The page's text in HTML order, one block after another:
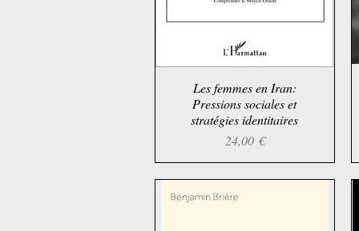
Aperçu rapide
Les femmes en Iran:
Pressions sociales et
stratégies identitaires
Prix
24,00 €